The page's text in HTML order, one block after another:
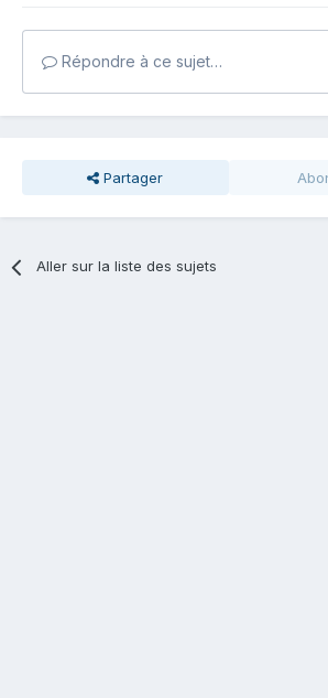
Répondre à ce sujet…
Partager
Aller sur la liste des sujets